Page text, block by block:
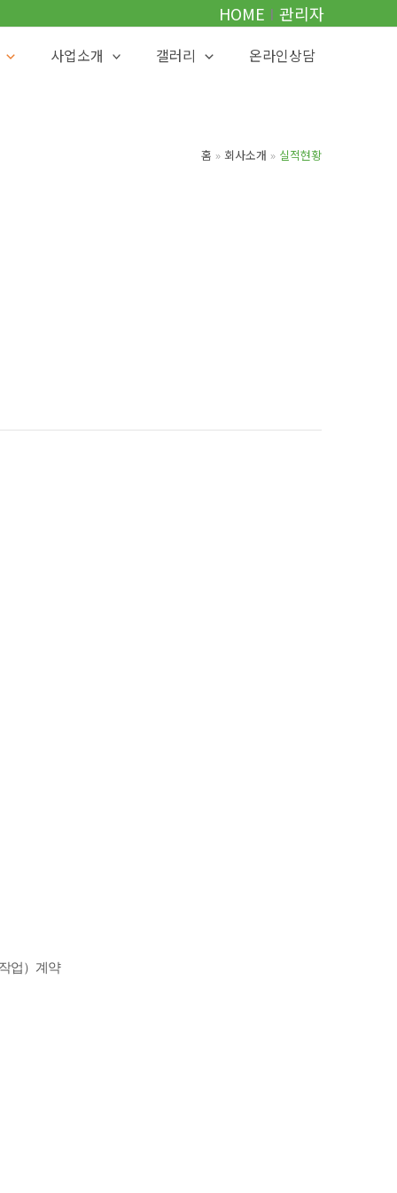
HOME Ι 관리자
사업소개 갤러리 온라인상담
홈 회사소개 실적현황
업）계약